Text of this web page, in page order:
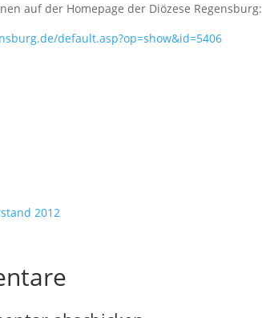
auf der Homepage der Diözese Regensburg:
default.asp?op=show&id=5406
2012